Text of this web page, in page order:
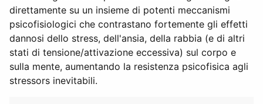
direttamente su un insieme di potenti meccanismi
psicofisiologici che contrastano fortemente gli effetti
dannosi dello stress, dell'ansia, della rabbia (e di altri
stati di tensione/attivazione eccessiva) sul corpo e
sulla mente, aumentando la resistenza psicofisica agli
stressors inevitabili.